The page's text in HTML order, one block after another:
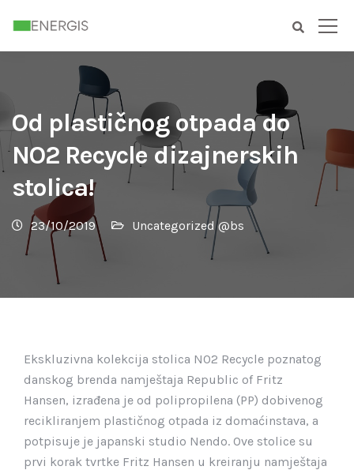
Od plastičnog otpada do
NO2 Recycle dizajnerskih
stolica!
23/10/2019 Uncategorized @bs
Ekskluzivna kolekcija stolica N02 Recycle poznatog
danskog brenda namještaja Republic of Fritz
Hansen, izrađena je od polipropilena (PP) dobivenog
recikliranjem plastičnog otpada iz domaćinstava, a
potpisuje je japanski studio Nendo. Ove stolice su
prvi korak tvrtke Fritz Hansen u kreiranju namještaja